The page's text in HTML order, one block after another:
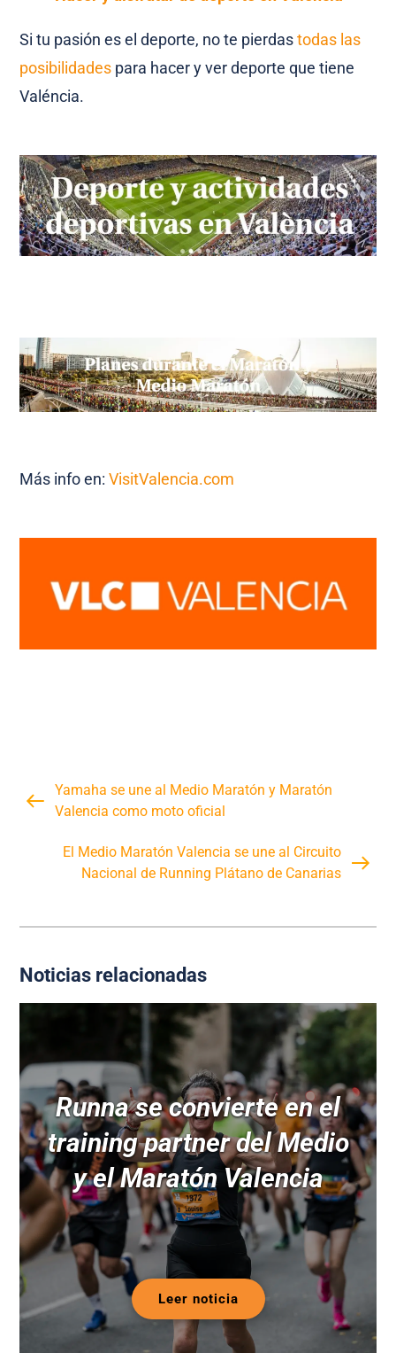
Si tu pasión es el deporte, no te pierdastodas las
posibilidades para hacer y ver deporte que tiene
Valéncia.
Más info en:VisitValencia.com
Yamaha se une al Medio Maratón y Maratón
Valencia como moto oficial
El Medio Maratón Valencia se une al Circuito
Nacional de Running Plátano de Canarias
Noticias relacionadas
Runna se convierte en el
training partner del Medio
y el Maratón Valencia
Leer noticia